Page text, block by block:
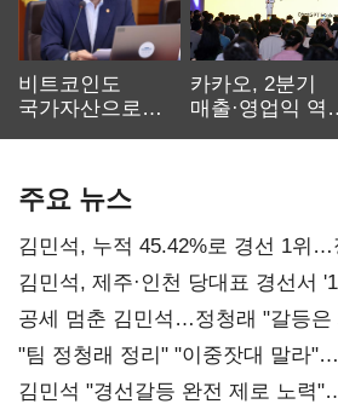
비트코인도
국가자산으로…'
카카오, 2분기
매출·영업익 역
주요 뉴스
김민석, 누적 45.42%로 경선 1위
0.86%p(2보)
김민석, 제주·인천 당대표 경선서
공세 멈춘 김민석…정청래 "갈등은
"팀 정청래 정리" "이중잣대 말라
다툼 격화
김민석 "경선갈등 완전 제로 노력